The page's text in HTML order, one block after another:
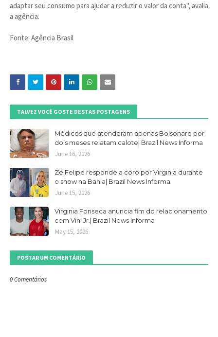
adaptar seu consumo para ajudar a reduzir o valor da conta", avalia
a agência.
Fonte: Agência Brasil
TALVEZ VOCÊ GOSTE DESTAS POSTAGENS
Médicos que atenderam apenas Bolsonaro por
dois meses relatam calote| Brazil News Informa
June 16, 2026
Zé Felipe responde a coro por Virginia durante
o show na Bahia| Brazil News Informa
June 15, 2026
Virginia Fonseca anuncia fim do relacionamento
com Vini Jr.| Brazil News Informa
May 15, 2026
POSTAR UM COMENTÁRIO
0 Comentários